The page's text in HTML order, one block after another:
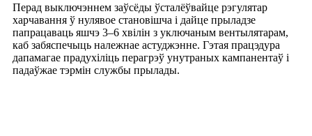
Перад выключэннем заўсёды ўсталёўвайце рэгулятар
харчавання ў нулявое становішча і дайце прыладзе
папрацаваць яшчэ 3–6 хвілін з уключаным вентылятарам,
каб забяспечыць належнае астуджэнне. Гэтая працэдура
дапамагае прадухіліць перагрэў унутраных кампанентаў і
падаўжае тэрмін службы прылады.